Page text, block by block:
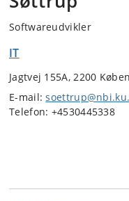
Softwareudvikler
IT
Jagtvej 155A, 2200
E-mail:
Telefon: +4530445338